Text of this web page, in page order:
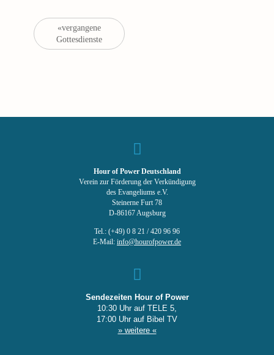
Gottesdienste
List
«vergangene
Gottesdienste
Hour of Power Deutschland
Verein zur Förderung der Verkündigung
des Evangeliums e.V.
Steinerne Furt 78
D-86167 Augsburg
Tel.: (+49) 0 8 21 / 420 96 96
E-Mail: info@hourofpower.de
Sendezeiten Hour of Power
10:30 Uhr auf TELE 5,
17:00 Uhr auf Bibel TV
» weitere «